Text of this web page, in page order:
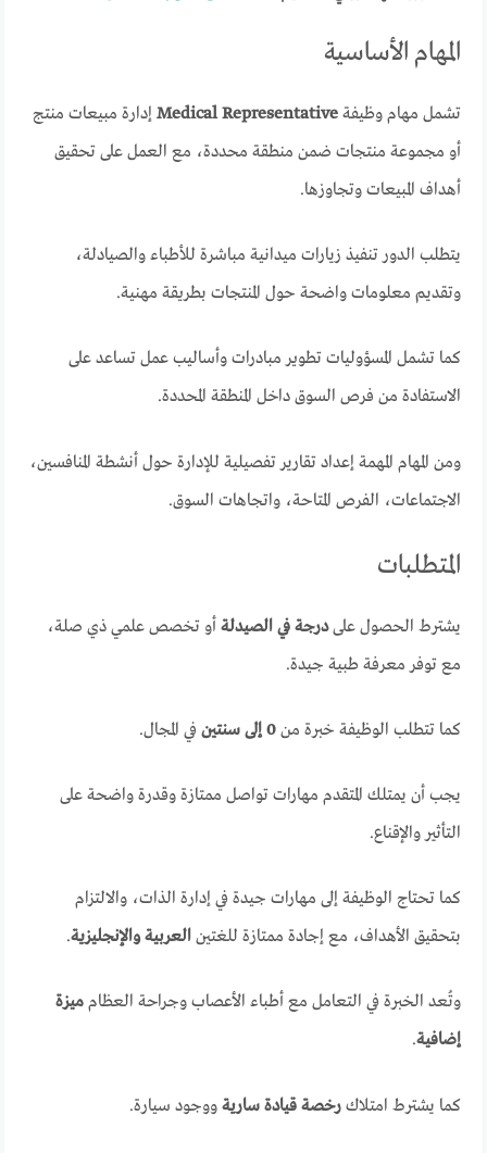
المهام الأساسية
تشمل مهام وظيفةMedical Representative إدارة مبيعات منتج
أو مجموعة منتجات ضمن منطقة محددة، مع العمل على تحقيق
أهداف المبيعات وتجاوزها.
يتطلب الدور تنفيذ زيارات ميدانية مباشرة للأطباء والصيادلة،
وتقديم معلومات واضحة حول المنتجات بطريقة مهنية.
كما تشمل المسؤوليات تطوير مبادرات وأساليب عمل تساعد على
الاستفادة من فرص السوق داخل المنطقة المحددة.
ومن المهام المهمة إعداد تقارير تفصيلية للإدارة حول أنشطة المنافسين،
الاجتماعات، الفرص المتاحة، واتجاهات السوق.
المتطلبات
يشترط الحصول علىدرجة في الصيدلة أو تخصص علمي ذي صلة،
مع توفر معرفة طبية جيدة.
كما تتطلب الوظيفة خبرة من0 إلى سنتين في المجال.
يجب أن يمتلك المتقدم مهارات تواصل ممتازة وقدرة واضحة على
التأثير والإقناع.
كما تحتاج الوظيفة إلى مهارات جيدة في إدارة الذات، والالتزام
بتحقيق الأهداف، مع إجادة ممتازة للغتينالعربية والإنجليزية.
وتُعد الخبرة في التعامل مع أطباء الأعصاب وجراحة العظامميزة
إضافية.
كما يشترط امتلاكرخصة قيادة سارية ووجود سيارة.